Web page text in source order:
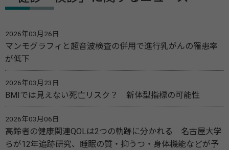
2026年03月26日
マンモグラフィと超音波検査の併用で進行乳がんの罹患率
が低下
2026年03月23日
BMIでは見えない死亡リスク？ 新体型指標の可能性
2026年03月06日
高齢者の健康関連QOLは2つの軌跡に分かれる 名古屋大学
らが12年追跡研究、睡眠の質・抑うつ・身体機能などが予